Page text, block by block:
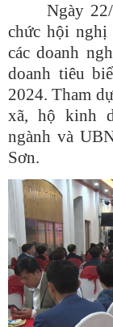
Ngày
chức hội nghị
các doanh
doanh tiêu
2024. Tham
xã, hộ kinh
ngành và
Sơn.